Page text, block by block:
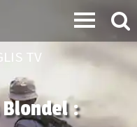
TV
: